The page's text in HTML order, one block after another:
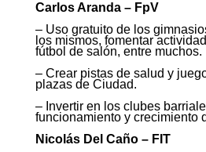
Carlos Aranda – FpV
– Uso gratuito de los
los mismos, fomentar
fútbol de salón, entre muchos.
– Crear pistas de salud y
plazas de Ciudad.
– Invertir en los clubes
funcionamiento y crecimiento
Nicolás Del Caño – FIT